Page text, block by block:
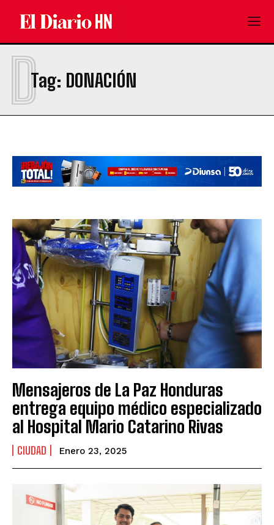
Tag: DONACIÓN
D
Mensajeros de La Paz Honduras
entrega equipo médico especializado
al Hospital Mario Catarino Rivas
CIUDAD Enero 23, 2025